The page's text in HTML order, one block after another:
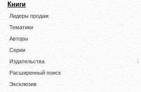
Книги
Лидеры продаж
Тематики
Авторы
Серии
Издательства
Расширенный поиск
Эксклюзив
1